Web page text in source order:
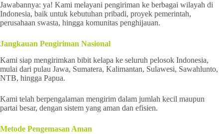
Jawabannya: ya! Kami melayani pengiriman ke berbagai wilayah di
Indonesia, baik untuk kebutuhan pribadi, proyek pemerintah,
perusahaan swasta, hingga komunitas penghijauan.
Jangkauan Pengiriman Nasional
Kami siap mengirimkan bibit kelapa ke seluruh pelosok Indonesia,
mulai dari pulau Jawa, Sumatera, Kalimantan, Sulawesi, Sawahlunto,
NTB, hingga Papua.
Kami telah berpengalaman mengirim dalam jumlah kecil maupun
partai besar, dengan sistem yang aman dan efisien.
Metode Pengemasan Aman